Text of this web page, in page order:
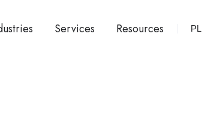
Services Resources PL